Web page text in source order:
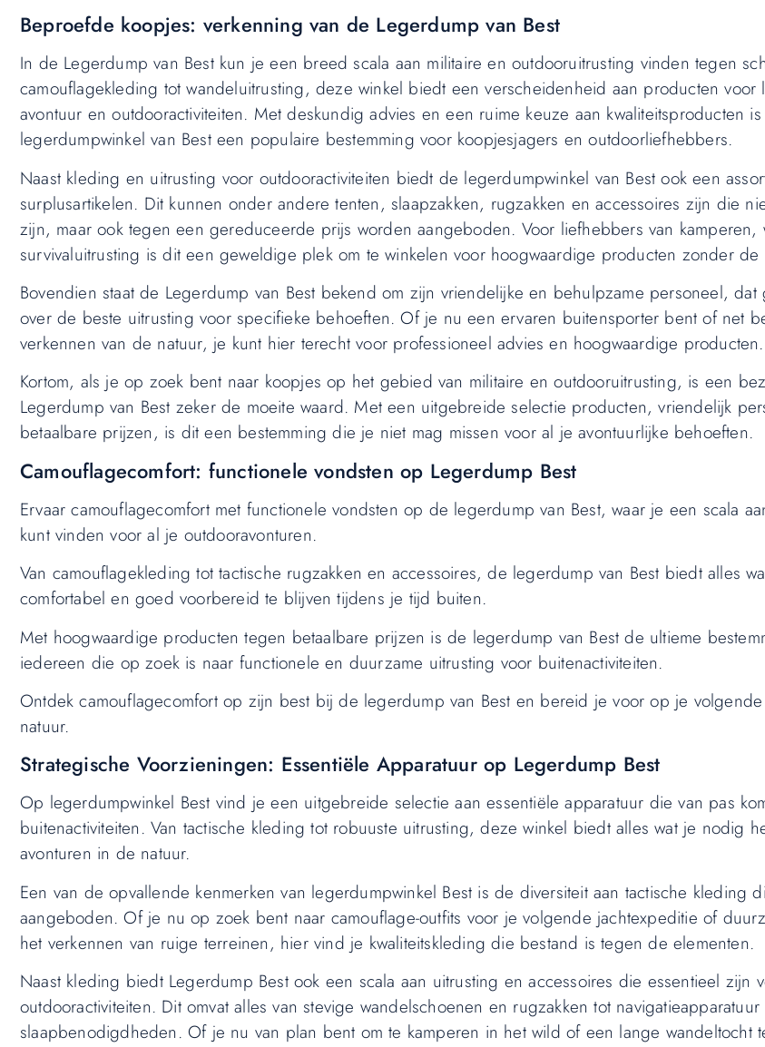
Beproefde koopjes: verkenning van de Legerdump van Best
In de Legerdump van Best kun je een breed scala aan militaire en outdooruitrusting vinden tegen
camouflagekleding tot wandeluitrusting, deze winkel biedt een verscheidenheid aan producten voor
avontuur en outdooractiviteiten. Met deskundig advies en een ruime keuze aan kwaliteitsproducten
legerdumpwinkel van Best een populaire bestemming voor koopjesjagers en outdoorliefhebbers.
Naast kleding en uitrusting voor outdooractiviteiten biedt de legerdumpwinkel van Best ook een
surplusartikelen. Dit kunnen onder andere tenten, slaapzakken, rugzakken en accessoires zijn die
zijn, maar ook tegen een gereduceerde prijs worden aangeboden. Voor liefhebbers van kamperen,
survivaluitrusting is dit een geweldige plek om te winkelen voor hoogwaardige producten zonder de
Bovendien staat de Legerdump van Best bekend om zijn vriendelijke en behulpzame personeel, dat
over de beste uitrusting voor specifieke behoeften. Of je nu een ervaren buitensporter bent of net
verkennen van de natuur, je kunt hier terecht voor professioneel advies en hoogwaardige producten.
Kortom, als je op zoek bent naar koopjes op het gebied van militaire en outdooruitrusting, is een
Legerdump van Best zeker de moeite waard. Met een uitgebreide selectie producten, vriendelijk
betaalbare prijzen, is dit een bestemming die je niet mag missen voor al je avontuurlijke behoeften.
Camouflagecomfort: functionele vondsten op Legerdump Best
Ervaar camouflagecomfort met functionele vondsten op de legerdump van Best, waar je een scala
kunt vinden voor al je outdooravonturen.
Van camouflagekleding tot tactische rugzakken en accessoires, de legerdump van Best biedt alles
comfortabel en goed voorbereid te blijven tijdens je tijd buiten.
Met hoogwaardige producten tegen betaalbare prijzen is de legerdump van Best de ultieme
iedereen die op zoek is naar functionele en duurzame uitrusting voor buitenactiviteiten.
Ontdek camouflagecomfort op zijn best bij de legerdump van Best en bereid je voor op je
natuur.
Strategische Voorzieningen: Essentiële Apparatuur op Legerdump Best
Op legerdumpwinkel Best vind je een uitgebreide selectie aan essentiële apparatuur die van pas
buitenactiviteiten. Van tactische kleding tot robuuste uitrusting, deze winkel biedt alles wat je nodig
avonturen in de natuur.
Een van de opvallende kenmerken van legerdumpwinkel Best is de diversiteit aan tactische kleding
aangeboden. Of je nu op zoek bent naar camouflage-outfits voor je volgende jachtexpeditie of
het verkennen van ruige terreinen, hier vind je kwaliteitskleding die bestand is tegen de elementen.
Naast kleding biedt Legerdump Best ook een scala aan uitrusting en accessoires die essentieel zijn
outdooractiviteiten. Dit omvat alles van stevige wandelschoenen en rugzakken tot navigatieapparatuur
slaapbenodigdheden. Of je nu van plan bent om te kamperen in het wild of een lange wandeltocht